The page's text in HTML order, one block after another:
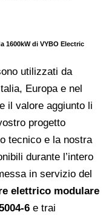
1600kW di VYBO Electric
utilizzati da
Europa e nel
il valore aggiunto li
progetto
tecnico e la nostra
durante l’intero
in servizio del
elettrico modulare
6 e trai